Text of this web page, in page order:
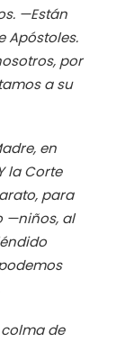
—Están
Apóstoles.
por
a su
en
la Corte
para
—niños, al
de